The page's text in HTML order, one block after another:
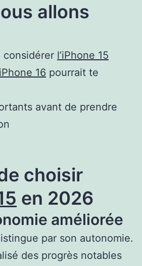
allons
considérer l’iPhone 15
16 pourrait te
avant de prendre
choisir
en 2026
améliorée
par son autonomie.
des progrès notables